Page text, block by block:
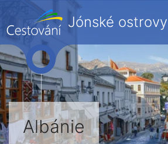
Jónské ostrovy
Albánie